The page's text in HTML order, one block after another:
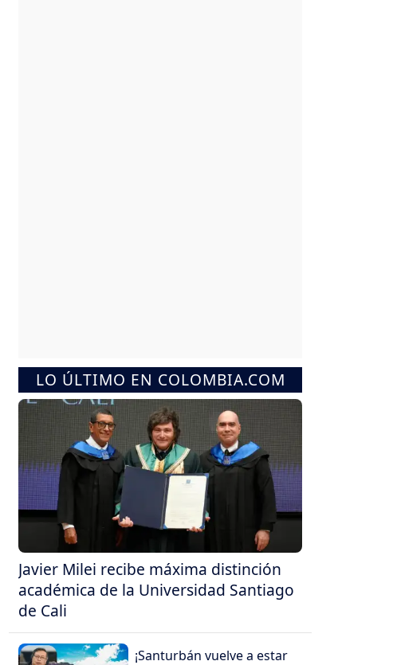
LO ÚLTIMO EN COLOMBIA.COM
Javier Milei recibe máxima distinción
académica de la Universidad Santiago
de Cali
¡Santurbán vuelve a estar